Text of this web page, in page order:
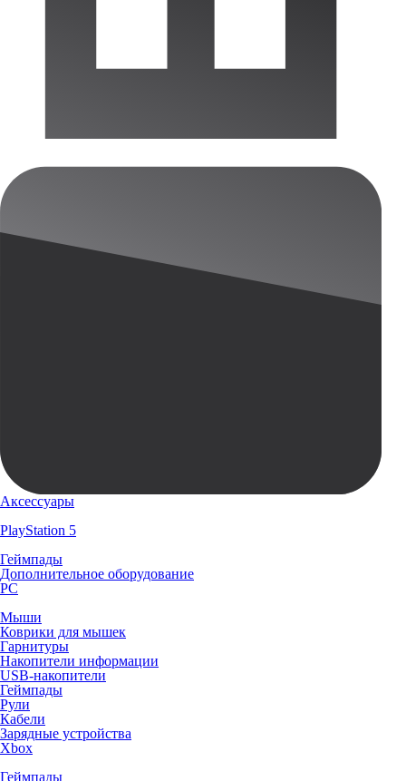
Аксессуары
PlayStation 5
Геймпады
Дополнительное оборудование
PC
Мыши
Коврики для мышек
Гарнитуры
Накопители информации
USB-накопители
Геймпады
Рули
Кабели
Зарядные устройства
Xbox
Геймпады